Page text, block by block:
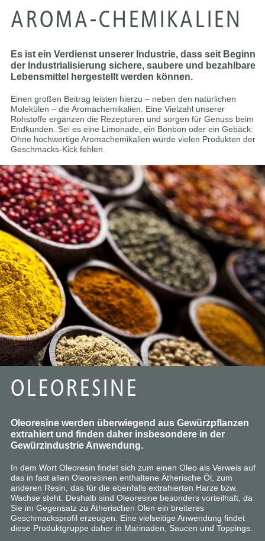
AROMA-CHEMIKALIEN
Es ist ein Verdienst unserer Industrie, dass seit Beginn
der Industrialisierung sichere, saubere und bezahlbare
Lebensmittel hergestellt werden können.
Einen großen Beitrag leisten hierzu – neben den natürlichen
Molekülen – die Aromachemikalien. Eine Vielzahl unserer
Rohstoffe ergänzen die Rezepturen und sorgen für Genuss beim
Endkunden. Sei es eine Limonade, ein Bonbon oder ein Gebäck:
Ohne hochwertige Aromachemikalien würde vielen Produkten der
Geschmacks-Kick fehlen.
OLEORESINE
Oleoresine werden überwiegend aus Gewürzpflanzen
extrahiert und finden daher insbesondere in der
Gewürzindustrie Anwendung.
In dem Wort Oleoresin findet sich zum einen Oleoals Verweis auf
das in fast allen Oleoresinen enthaltene Ätherische Öl, zum
anderen Resin , das für die ebenfalls extrahierten Harze bzw.
Wachse steht. Deshalb sind Oleoresine besonders vorteilhaft, da
Sie im Gegensatz zu Ätherischen Ölen ein breiteres
Geschmacksprofil erzeugen. Eine vielseitige Anwendung findet
diese Produktgruppe daher in Marinaden, Saucen und Toppings.